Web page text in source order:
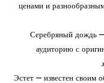
ценами и
Серебряный дождь
аудиторию с
Эстет — известен своим